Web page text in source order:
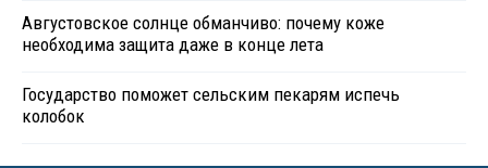
Августовское солнце обманчиво: почему коже
необходима защита даже в конце лета
Государство поможет сельским пекарям испечь
колобок